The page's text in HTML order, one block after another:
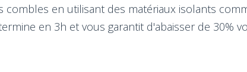
en utilisant des matériaux isolants
en 3h et vous garantit d'abaisser de 30%